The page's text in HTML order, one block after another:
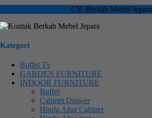
CV. Berkah Mebel Jepara
Kategori
Buffet Tv
GARDEN FURNITURE
INDOOR FURNITURE
Buffet
Cabinet Drawer
Hindu Altar Cabinet